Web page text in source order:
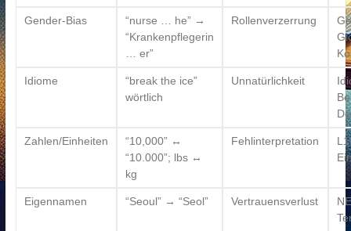
Gender-Bias
“nurse … he” →
“Krankenpflegerin
… er”
Rollenverzerrung
Idiome
“break the ice”
wörtlich
Unnatürlichkeit
Zahlen/Einheiten
“10,000” ↔
“10.000”; lbs ↔
kg
Fehlinterpretation
Eigennamen “Seoul” → “Seol” Vertrauensverlust